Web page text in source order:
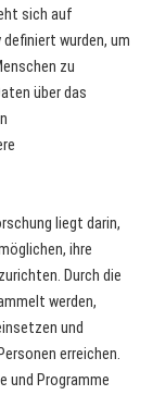
sich auf
wurden, um
zu
über das
liegt darin,
ihre
Durch die
werden,
und
erreichen.
und Programme